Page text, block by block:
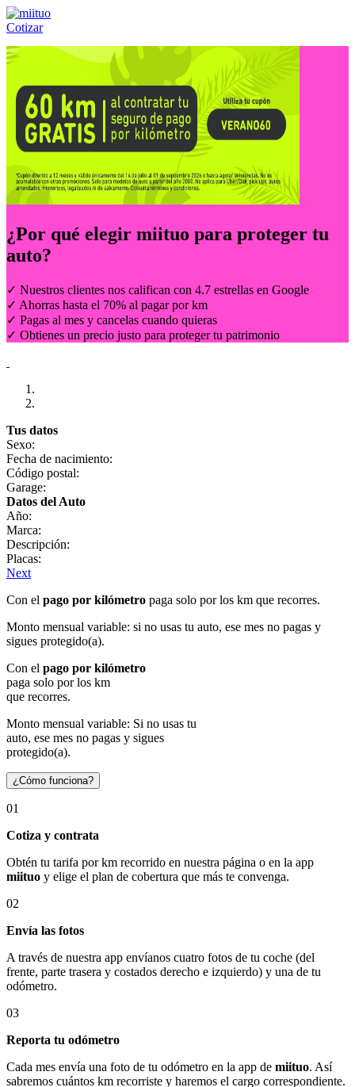
Cotizar
Llámanos al:(55) 84-21-05-00 ó
¿Por qué elegir miituo para proteger tu
auto?
✓ Nuestros clientes nos califican con 4.7 estrellas en Google
✓ Ahorras hasta el 70% al pagar por km
✓ Pagas al mes y cancelas cuando quieras
✓ Obtienes un precio justo para proteger tu patrimonio
Tus datos
Sexo:
Fecha de nacimiento:
Código postal:
Garage:
Datos del Auto
Año:
Marca:
Descripción:
Placas:
Next
Con el pago por kilómetro paga solo por los km que recorres.
Monto mensual variable: si no usas tu auto, ese mes no pagas y
sigues protegido(a).
Con el pago por kilómetro
paga solo por los km
que recorres.
Monto mensual variable: Si no usas tu
auto, ese mes no pagas y sigues
protegido(a).
¿Cómo funciona?
01
Cotiza y contrata
Obtén tu tarifa por km recorrido en nuestra página o en la app
miituo y elige el plan de cobertura que más te convenga.
02
Envía las fotos
A través de nuestra app envíanos cuatro fotos de tu coche (del
frente, parte trasera y costados derecho e izquierdo) y una de tu
odómetro.
03
Reporta tu odómetro
Cada mes envía una foto de tu odómetro en la app de miituo. Así
sabremos cuántos km recorriste y haremos el cargo correspondiente.